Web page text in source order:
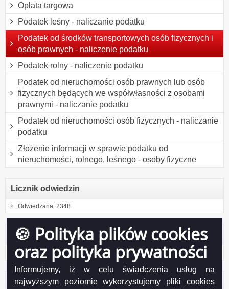
🍪 Polityka plików cookies
oraz polityka prywatności
Informujemy, iż w celu świadczenia usług na
najwyższym poziomie wykorzystujemy pliki cookies
Opłata targowa
Podatek leśny - naliczanie podatku
Podatek od środków transportowych osób fizycznych i
osób prawnych - naliczenie podatku
Podatek rolny - naliczenie podatku
Podatek od nieruchomości osób prawnych lub osób
fizycznych będących we współwłasności z osobami
prawnymi - naliczanie podatku
Podatek od nieruchomości osób fizycznych - naliczanie
podatku
Złożenie informacji w sprawie podatku od
nieruchomości, rolnego, leśnego - osoby fizyczne
Licznik odwiedzin
Odwiedzana: 2348
Administracja
Zaloguj się
Otwarte dane